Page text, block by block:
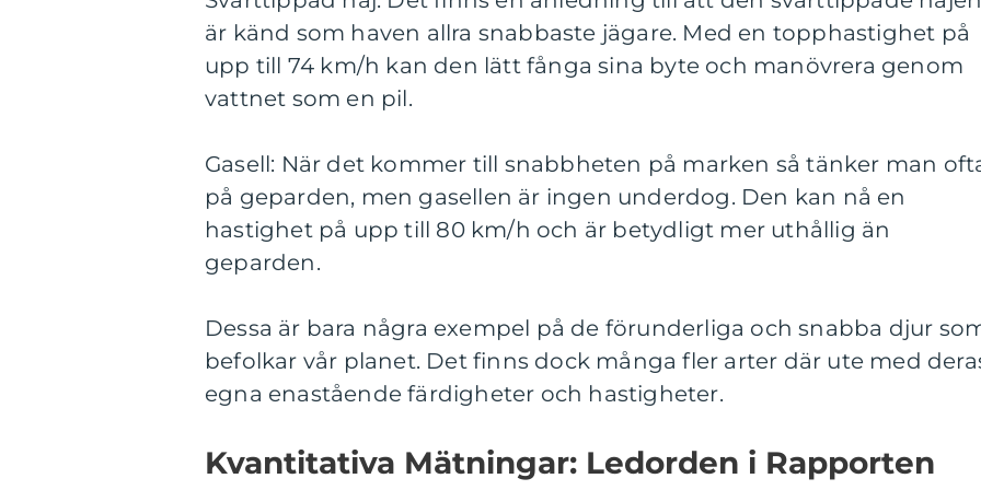
är känd som haven allra snabbaste jägare. Med en topphastighet på
upp till 74 km/h kan den lätt fånga sina byte och manövrera genom
vattnet som en pil.
Gasell: När det kommer till snabbheten på marken så tänker man
på geparden, men gasellen är ingen underdog. Den kan nå en
hastighet på upp till 80 km/h och är betydligt mer uthållig än
geparden.
Dessa är bara några exempel på de förunderliga och snabba djur
befolkar vår planet. Det finns dock många fler arter där ute med
egna enastående färdigheter och hastigheter.
Kvantitativa Mätningar: Ledorden i Rapporten